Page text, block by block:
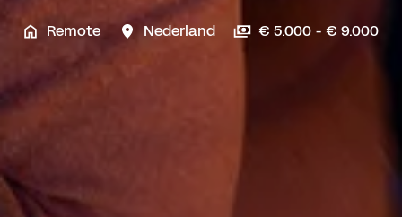
Remote Nederland € 5.000 - € 9.000